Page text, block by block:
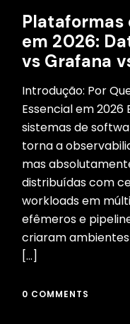
Plataformas
em 2026:
vs Grafana
Introdução: Por
Essencial em 2026
sistemas de
torna a
mas
distribuídas com
workloads em
efêmeros e
criaram
[…]
0 COMMENTS